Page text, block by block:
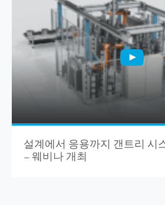
설계에서 응용까지 갠트리 시
– 웨비나 개최